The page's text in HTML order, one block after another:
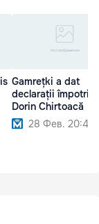
Gamrețki a dat
declarații
Dorin Chirtoacă
28 Фев. 20:42